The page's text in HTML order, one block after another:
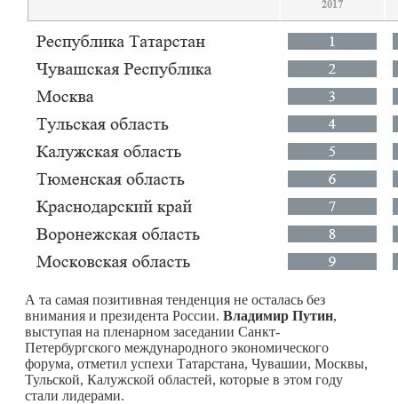
А та самая позитивная тенденция не осталась без
внимания и президента России. Владимир Путин,
выступая на пленарном заседании Санкт-
Петербургского международного экономического
форума, отметил успехи Татарстана, Чувашии, Москвы,
Тульской, Калужской областей, которые в этом году
стали лидерами.